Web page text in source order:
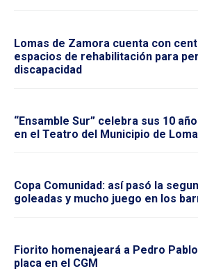
Lomas de Zamora cuenta con
espacios de rehabilitación para
discapacidad
“Ensamble Sur” celebra sus 10
en el Teatro del Municipio de
Copa Comunidad: así pasó la
goleadas y mucho juego en los
Fiorito homenajeará a Pedro
placa en el CGM